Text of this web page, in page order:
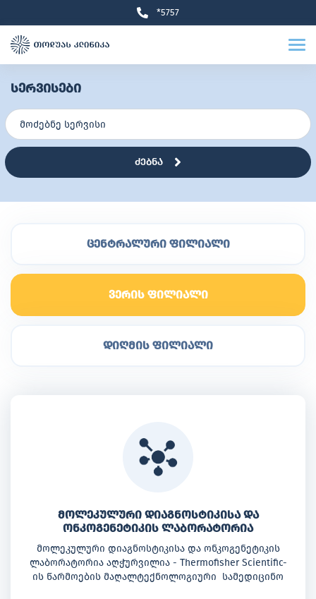
*5757
სერვისები
ძებნა
ცენტრალური ფილიალი
ვერის ფილიალი
დიღმის ფილიალი
მოლეკულური დიაგნოსტიკისა და
ონკოგენეტიკის ლაბორატორია
მოლეკულური დიაგნოსტიკისა და ონკოგენეტიკის
ლაბორატორია აღჭურვილია - Thermofisher Scientific-
ის წარმოების მაღალტექნოლოგიური სამედიცინო